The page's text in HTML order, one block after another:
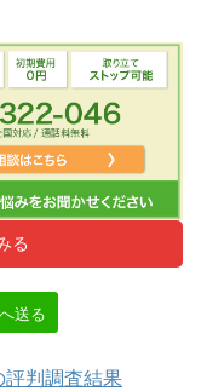
る
送る
評判調査結果